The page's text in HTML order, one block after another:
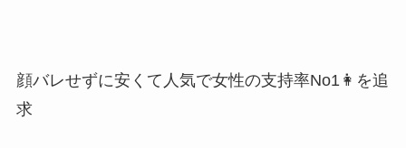
顔バレせずに安くて人気で女性の支持率No1👩 を追
求